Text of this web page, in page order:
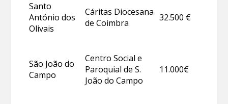
Santo
António dos
Olivais
Cáritas Diocesana
de Coimbra
32.500 €
São João do
Campo
Centro Social e
Paroquial de S.
João do Campo
11.000€